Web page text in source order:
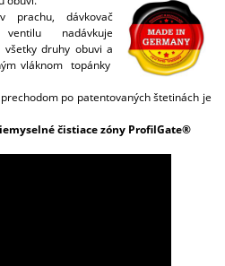
prachu, dávkovač
nadávkuje
druhy obuvi a
vláknom topánky
po patentovaných štetinách je
čistiace zóny ProfilGate®